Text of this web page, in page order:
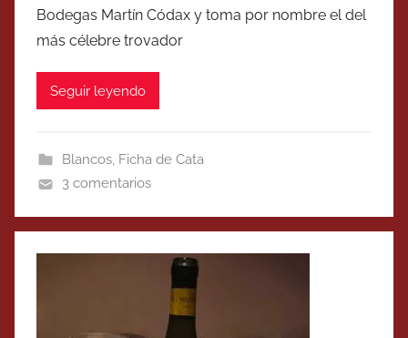
Bodegas Martín Códax y toma por nombre el del
más célebre trovador
Seguir leyendo
Blancos, Ficha de Cata
3 comentarios